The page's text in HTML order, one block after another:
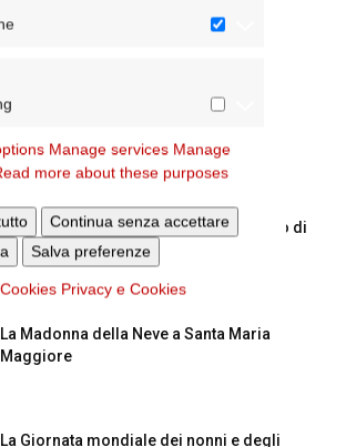
Manage services Manage
more about these purposes
Continua senza accettare
Salva preferenze
Privacy e Cookies
Dal 28 al 31 agosto il pellegrinaggio
Chiusura estiva degli Uffici del Vicariato di
Roma
La Madonna della Neve a Santa Maria
Maggiore
La Giornata mondiale dei nonni e degli